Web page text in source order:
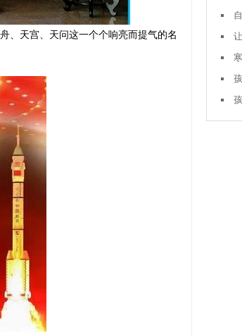
、天宫、天问这一个个响亮而提气的名
自
寒